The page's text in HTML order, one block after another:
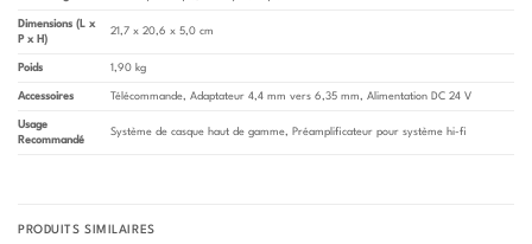
Dimensions (L x
P x H)
21,7 x 20,6 x 5,0 cm
Poids 1,90 kg
Accessoires Télécommande, Adaptateur 4,4 mm vers 6,35 mm, Alimentation DC 24 V
Usage
Recommandé
Système de casque haut de gamme, Préamplificateur pour système hi-fi
PRODUITS SIMILAIRES